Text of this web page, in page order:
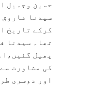
سیدنا فاروق
کرکے تاریخ
تھا۔ سیدنا
پھیل
کی مشاورت
اور دوسری